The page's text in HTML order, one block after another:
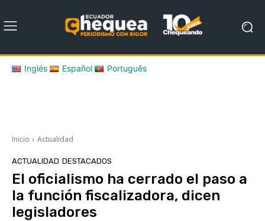
Inglés Español Português
Inicio Actualidad
ACTUALIDAD DESTACADOS
El oficialismo ha cerrado el paso a
la función fiscalizadora, dicen
legisladores